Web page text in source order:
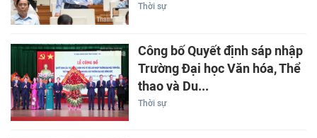
Thời sự
Công bố Quyết định sáp nhập
Trường Đại học Văn hóa, Thể
thao và Du...
Thời sự